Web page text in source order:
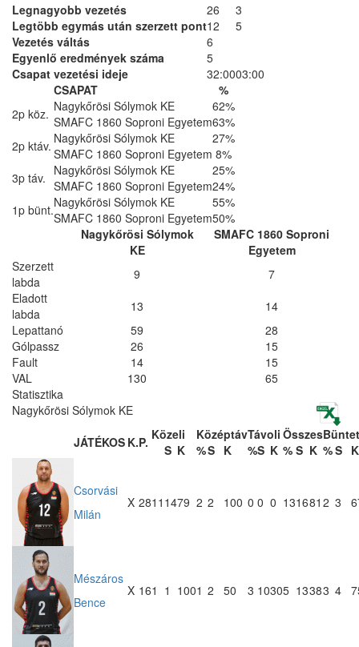
Legnagyobb vezetés 26
3
Legtöbb egymás után szerzett pont12
5
Vezetés váltás
6
Egyenlő eredmények száma
5
Csapat vezetési ideje
32:0003:00
CSAPAT
%
2p köz. Nagykőrösi Sólymok KE
SMAFC 1860 Soproni Egyetem
62%
63%
2p ktáv. Nagykőrösi Sólymok KE
SMAFC 1860 Soproni Egyetem
27%
8%
3p táv. Nagykőrösi Sólymok KE
SMAFC 1860 Soproni Egyetem
25%
24%
1p bünt.Nagykőrösi Sólymok KE
SMAFC 1860 Soproni Egyetem
55%
50%
Nagykőrösi Sólymok
KE
SMAFC 1860 Soproni
Egyetem
Szerzett
labda
9
7
Eladott
labda
13
14
Lepattanó
59
28
Gólpassz
26
15
Fault
14
15
VAL
130
65
Statisztika
Nagykőrösi Sólymok KE
JÁTÉKOS K.P. Közeli KözéptávTávoli Összes
S K %S K %S K % S K %S K
Csorvási
Milán
X 2811 1479 2 2 100 0 0 0 131681 2 3
Mészáros
Bence
X 161 1 1001 2 50 3 10305 13383 4